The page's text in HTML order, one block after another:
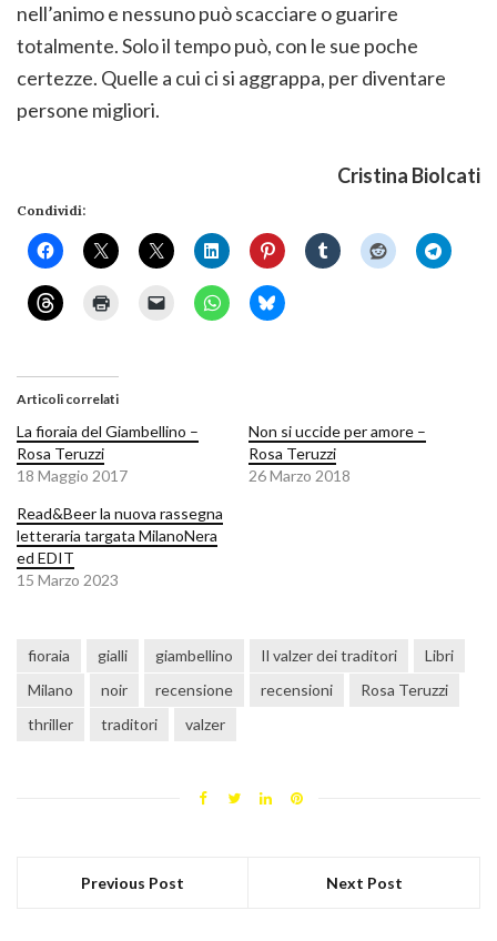
nell’animo e nessuno può scacciare o guarire
totalmente. Solo il tempo può, con le sue poche
certezze. Quelle a cui ci si aggrappa, per diventare
persone migliori.
Cristina Biolcati
Condividi:
Articoli correlati
La fioraia del Giambellino –
Rosa Teruzzi
18 Maggio 2017
Non si uccide per amore –
Rosa Teruzzi
26 Marzo 2018
Read&Beer la nuova rassegna
letteraria targata MilanoNera
ed EDIT
15 Marzo 2023
fioraia gialli giambellino Il valzer dei traditori
Libri
Milano
noir recensione recensioni
Rosa Teruzzi
thriller
traditori valzer
Previous Post Next Post